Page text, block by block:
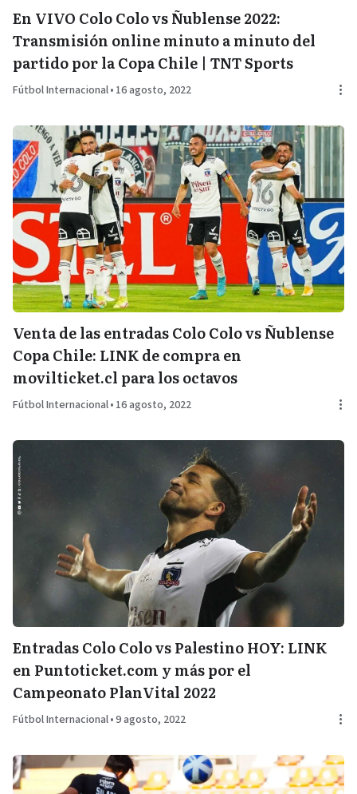
En VIVO Colo Colo vs Ñublense 2022:
Transmisión online minuto a minuto del
partido por la Copa Chile | TNT Sports
Fútbol Internacional• 16 agosto, 2022
Venta de las entradas Colo Colo vs Ñublense
Copa Chile: LINK de compra en
movilticket.cl para los octavos
Fútbol Internacional• 16 agosto, 2022
Entradas Colo Colo vs Palestino HOY: LINK
en Puntoticket.com y más por el
Campeonato PlanVital 2022
Fútbol Internacional•9 agosto, 2022